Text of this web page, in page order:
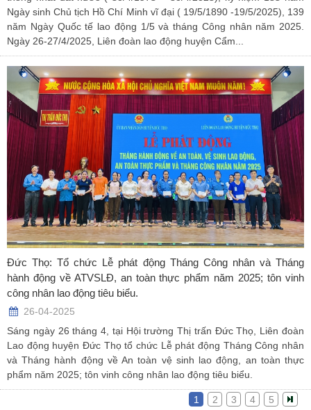
Ngày sinh Chủ tịch Hồ Chí Minh vĩ đại ( 19/5/1890 -19/5/2025), 139
năm Ngày Quốc tế lao động 1/5 và tháng Công nhân năm 2025.
Ngày 26-27/4/2025, Liên đoàn lao động huyện Cẩm...
Đức Thọ: Tổ chức Lễ phát động Tháng Công nhân và Tháng
hành động về ATVSLĐ, an toàn thực phẩm năm 2025; tôn vinh
công nhân lao động tiêu biểu.
26-04-2025
Sáng ngày 26 tháng 4, tại Hội trường Thị trấn Đức Thọ, Liên đoàn
Lao động huyện Đức Thọ tổ chức Lễ phát động Tháng Công nhân
và Tháng hành động về An toàn vệ sinh lao động, an toàn thực
phẩm năm 2025; tôn vinh công nhân lao động tiêu biểu.
1 2 3 4 5